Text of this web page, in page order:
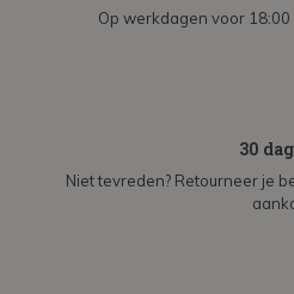
Op werkdagen voor
30
Niet tevreden? Retourneer je